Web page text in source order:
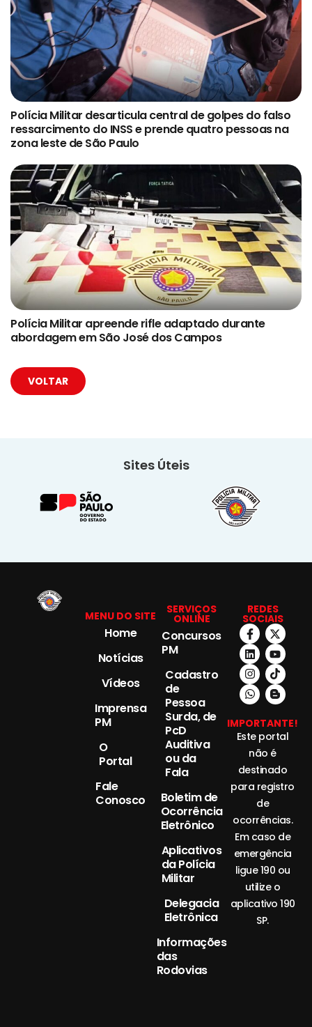
Polícia Militar desarticula central de golpes do falso
ressarcimento do INSS e prende quatro pessoas na
zona leste de São Paulo
Polícia Militar apreende rifle adaptado durante
abordagem em São José dos Campos
VOLTAR
Sites Úteis
MENU DO SITE
Home
Notícias
Vídeos
Imprensa
PM
O
Portal
Fale
Conosco
SERVIÇOS
ONLINE
Concursos
PM
Cadastro
de
Pessoa
Surda, de
PcD
Auditiva
ou da
Fala
Boletim de
Ocorrência
Eletrônico
Aplicativos
da Polícia
Militar
Delegacia
Eletrônica
Informações
das
Rodovias
REDES
SOCIAIS
IMPORTANTE!
Este portal
não é
destinado
para registro
de
ocorrências.
Em caso de
emergência
ligue 190 ou
utilize o
aplicativo 190
SP.